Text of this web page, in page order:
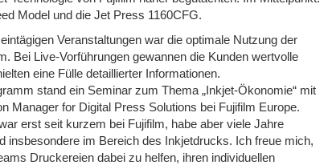
Model und die Jet Press 1160CFG.
Veranstaltungen war die optimale Nutzung der
Bei Live-Vorführungen gewannen die Kunden wertvolle
eine Fülle detaillierter Informationen.
stand ein Seminar zum Thema „Inkjet-Ökonomie“ mit
Manager for Digital Press Solutions bei Fujifilm Europe.
erst seit kurzem bei Fujifilm, habe aber viele Jahre
insbesondere im Bereich des Inkjetdrucks. Ich freue mich,
Druckereien dabei zu helfen, ihren individuellen